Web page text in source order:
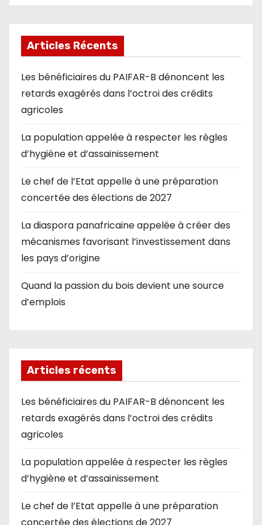
Articles Récents
Les bénéficiaires du PAIFAR-B dénoncent les
retards exagérés dans l’octroi des crédits
agricoles
La population appelée à respecter les règles
d’hygiène et d’assainissement
Le chef de l’Etat appelle à une préparation
concertée des élections de 2027
La diaspora panafricaine appelée à créer des
mécanismes favorisant l’investissement dans
les pays d’origine
Quand la passion du bois devient une source
d’emplois
Articles récents
Les bénéficiaires du PAIFAR-B dénoncent les
retards exagérés dans l’octroi des crédits
agricoles
La population appelée à respecter les règles
d’hygiène et d’assainissement
Le chef de l’Etat appelle à une préparation